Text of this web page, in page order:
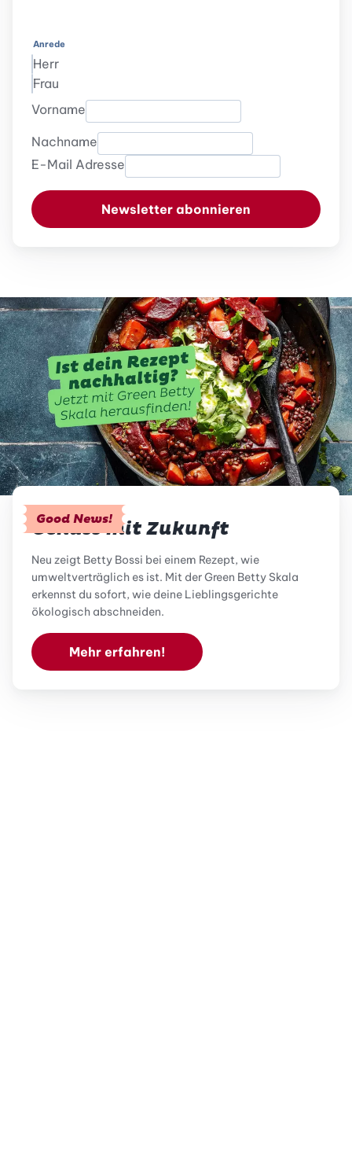
Anrede
Herr
Frau
Vorname
Nachname
E-Mail Adresse
Newsletter abonnieren
Good News!
Genuss mit Zukunft
Neu zeigt Betty Bossi bei einem Rezept, wie
umweltverträglich es ist. Mit der Green Betty Skala
erkennst du sofort, wie deine Lieblingsgerichte
ökologisch abschneiden.
Mehr erfahren!